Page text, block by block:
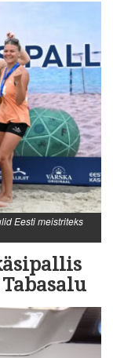
Eesti meistriteks